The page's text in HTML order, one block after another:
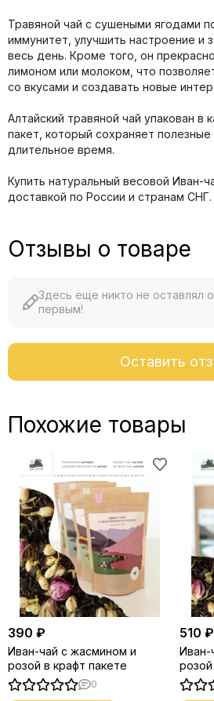
Травяной чай с сушеными ягодами
иммунитет, улучшить настроение и
весь день. Кроме того, он
лимоном или молоком, что
со вкусами и создавать новые
Алтайский травяной чай упакован в
пакет, который сохраняет
длительное время.
Купить натуральный весовой Иван-
доставкой по России и странам СНГ.
Отзывы о товаре
Здесь еще никто не оставлял
первым!
Оставить
Похожие товары
390 ₽
Иван-чай с жасмином и
розой в крафт пакете
0
510 ₽
Иван-